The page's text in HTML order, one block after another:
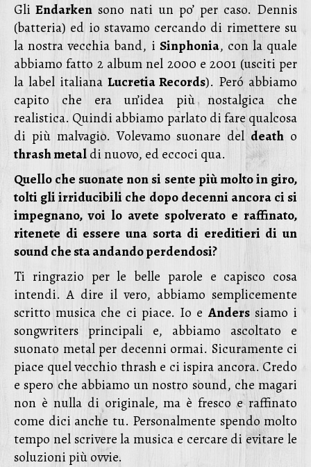
Gli Endarken sono nati un po’ per caso. Dennis
(batteria) ed io stavamo cercando di rimettere su
la nostra vecchia band, i Sinphonia, con la quale
abbiamo fatto 2 album nel 2000 e 2001 (usciti per
la label italiana Lucretia Records). Peró abbiamo
capito che era un’idea più nostalgica che
realistica. Quindi abbiamo parlato di fare qualcosa
di più malvagio. Volevamo suonare del death o
thrash metaldi nuovo, ed eccoci qua.
Quello che suonate non si sente più molto in giro,
tolti gli irriducibili che dopo decenni ancora ci si
impegnano, voi lo avete spolverato e raffinato,
ritenete di essere una sorta di ereditieri di un
sound che sta andando perdendosi?
Ti ringrazio per le belle parole e capisco cosa
intendi. A dire il vero, abbiamo semplicemente
scritto musica che ci piace. Io eAnderssiamo i
songwriters principali e, abbiamo ascoltato e
suonato metal per decenni ormai. Sicuramente ci
piace quel vecchio thrash e ci ispira ancora. Credo
e spero che abbiamo un nostro sound, che magari
non è nulla di originale, ma è fresco e raffinato
come dici anche tu. Personalmente spendo molto
tempo nel scrivere la musica e cercare di evitare le
soluzioni più ovvie.